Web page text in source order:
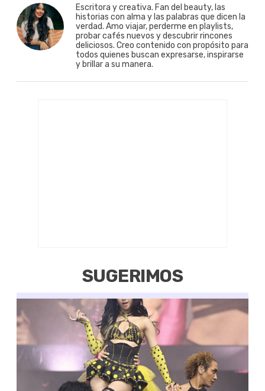
Escritora y creativa. Fan del beauty, las
historias con alma y las palabras que dicen la
verdad. Amo viajar, perderme en playlists,
probar cafés nuevos y descubrir rincones
deliciosos. Creo contenido con propósito para
todos quienes buscan expresarse, inspirarse
y brillar a su manera.
SUGERIMOS